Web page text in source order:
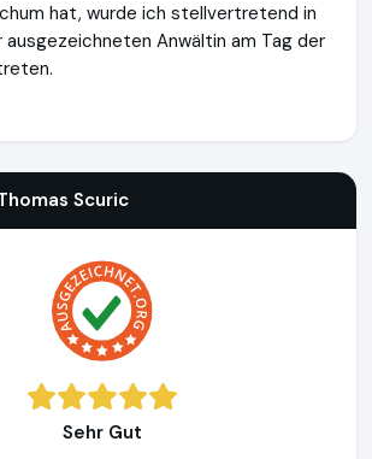
hat, wurde ich stellvertretend in
ausgezeichneten Anwältin am Tag der
Scuric
Sehr Gut